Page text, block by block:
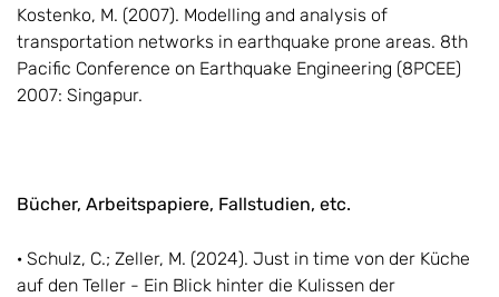
Kostenko, M. (2007). Modelling and analysis of
transportation networks in earthquake prone areas. 8th
Pacific Conference on Earthquake Engineering (8PCEE)
2007: Singapur.
Bücher, Arbeitspapiere, Fallstudien, etc.
· Schulz, C.; Zeller, M. (2024). Just in time von der Küche
auf den Teller - Ein Blick hinter die Kulissen der